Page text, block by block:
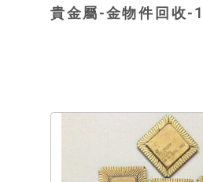
貴金屬-金物件回收-1